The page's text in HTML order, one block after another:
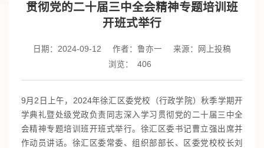
贯彻党的二十届三中全会精神专题培训班
开班式举行
日期：2024-09-12 作者：鲁亦一
来源：网上投稿
浏览：
406
9月2日上午，2024年徐汇区委党校（行政学院）秋季学期开
学典礼暨处级党政负责同志深入学习贯彻党的二十届三中全
会精神专题培训班开班式举行。徐汇区委书记曹立强出席并
作动员讲话。徐汇区委常委、组织部部长、区委党校校长刘